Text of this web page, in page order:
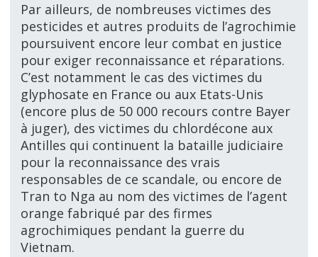
Par ailleurs, de nombreuses victimes des
pesticides et autres produits de l’agrochimie
poursuivent encore leur combat en justice
pour exiger reconnaissance et réparations.
C’est notamment le cas des victimes du
glyphosate en France ou aux Etats-Unis
(encore plus de 50 000 recours contre Bayer
à juger), des victimes du chlordécone aux
Antilles qui continuent la bataille judiciaire
pour la reconnaissance des vrais
responsables de ce scandale, ou encore de
Tran to Nga au nom des victimes de l’agent
orange fabriqué par des firmes
agrochimiques pendant la guerre du
Vietnam.